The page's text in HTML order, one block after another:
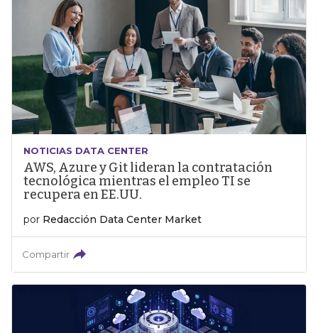
NOTICIAS DATA CENTER
AWS, Azure y Git lideran la contratación
tecnológica mientras el empleo TI se
recupera en EE.UU.
por Redacción Data Center Market
Compartir